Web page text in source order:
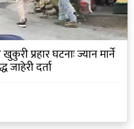
प्रहार घटनाः ज्यान मार्ने
जाहेरी दर्ता